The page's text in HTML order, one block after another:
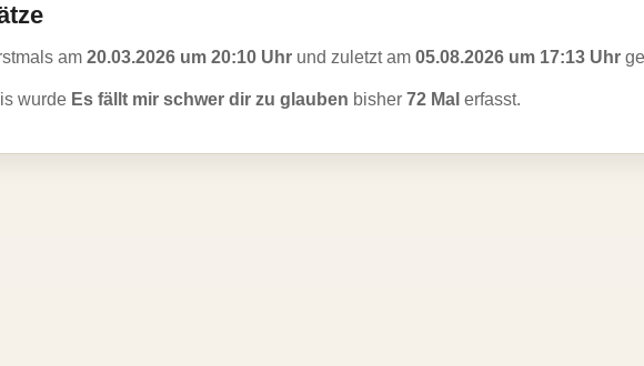
am 20.03.2026 um 20:10 Uhr und zuletzt am 05.08.2026 um 17:13 Uhr
wurde Es fällt mir schwer dir zu glauben bisher 72 Mal erfasst.